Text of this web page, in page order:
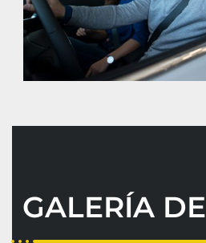
GALERÍA DE